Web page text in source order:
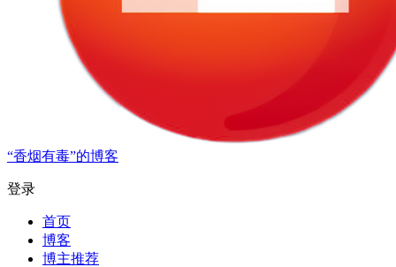
“香烟有毒”的博客
登录
首页
博客
博主推荐